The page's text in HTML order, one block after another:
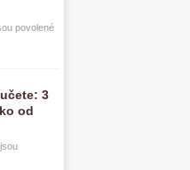
povolené
3
od